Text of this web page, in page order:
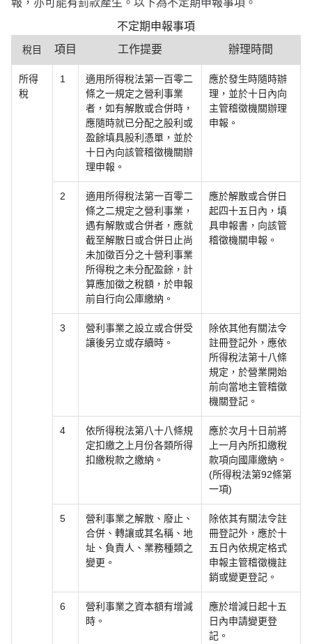
報，亦可能有罰款產生。以下為不定期申報事項。
不定期申報事項
稅目 項目 工作提要 辦理時間
所得
稅
1
適用所得稅法第一百零二
條之一規定之營利事業
者，如有解散或合併時，
應隨時就已分配之股利或
盈餘填具股利憑單，並於
十日內向該管稽徵機關辦
理申報。
應於發生時隨時辦
理，並於十日內向
主管稽徵機關辦理
申報。
2
適用所得稅法第一百零二
條之二規定之營利事業，
遇有解散或合併者，應就
截至解散日或合併日止尚
未加徵百分之十營利事業
所得稅之未分配盈餘，計
算應加徵之稅額，於申報
前自行向公庫繳納。
應於解散或合併日
起四十五日內，填
具申報書，向該管
稽徵機關申報。
3
營利事業之設立或合併受
讓後另立或存續時。
除依其他有關法令
註冊登記外，應依
所得稅法第十八條
規定，於營業開始
前向當地主管稽徵
機關登記。
4
依所得稅法第八十八條規
定扣繳之上月份各類所得
扣繳稅款之繳納。
應於次月十日前將
上一月內所扣繳稅
款項向國庫繳納。
(所得稅法第92條第
一項)
5
營利事業之解散、廢止、
合併、轉讓或其名稱、地
址、負責人、業務種類之
變更。
除依其有關法令註
冊登記外，應於十
五日內依規定格式
申報主管稽徵機註
銷或變更登記。
6
營利事業之資本額有增減
時。
應於增減日起十五
日內申請變更登
記。